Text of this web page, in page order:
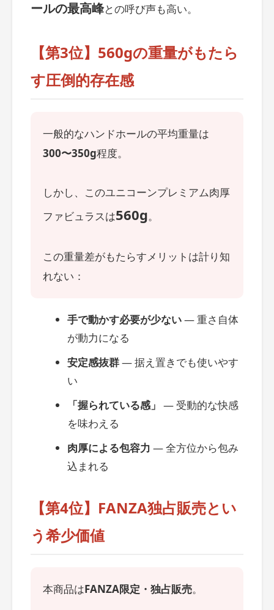
ールの最高峰との呼び声も高い。
【第3位】560gの重量がもたら
す圧倒的存在感
一般的なハンドホールの平均重量は
300〜350g程度。
しかし、このユニコーンプレミアム肉厚
ファビュラスは560g。
この重量差がもたらすメリットは計り知
れない：
手で動かす必要が少ない― 重さ自体
が動力になる
安定感抜群― 据え置きでも使いやす
い
「握られている感」 ― 受動的な快感
を味わえる
肉厚による包容力 ― 全方位から包み
込まれる
【第4位】FANZA独占販売とい
う希少価値
本商品はFANZA限定・独占販売。